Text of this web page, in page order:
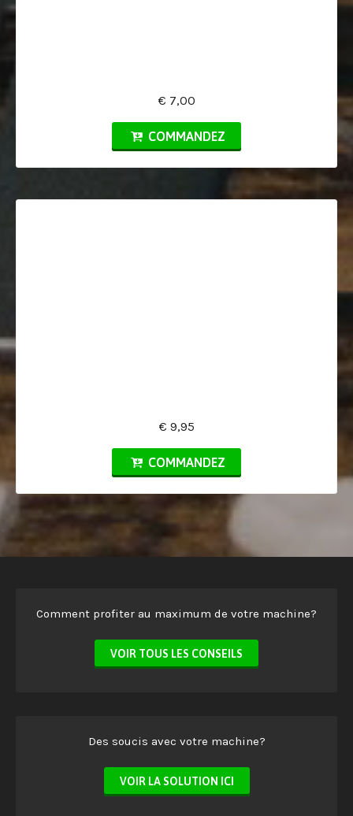
€ 7,00
COMMANDEZ
€ 9,95
COMMANDEZ
Comment profiter au maximum de votre machine?
VOIR TOUS LES CONSEILS
Des soucis avec votre machine?
VOIR LA SOLUTION ICI